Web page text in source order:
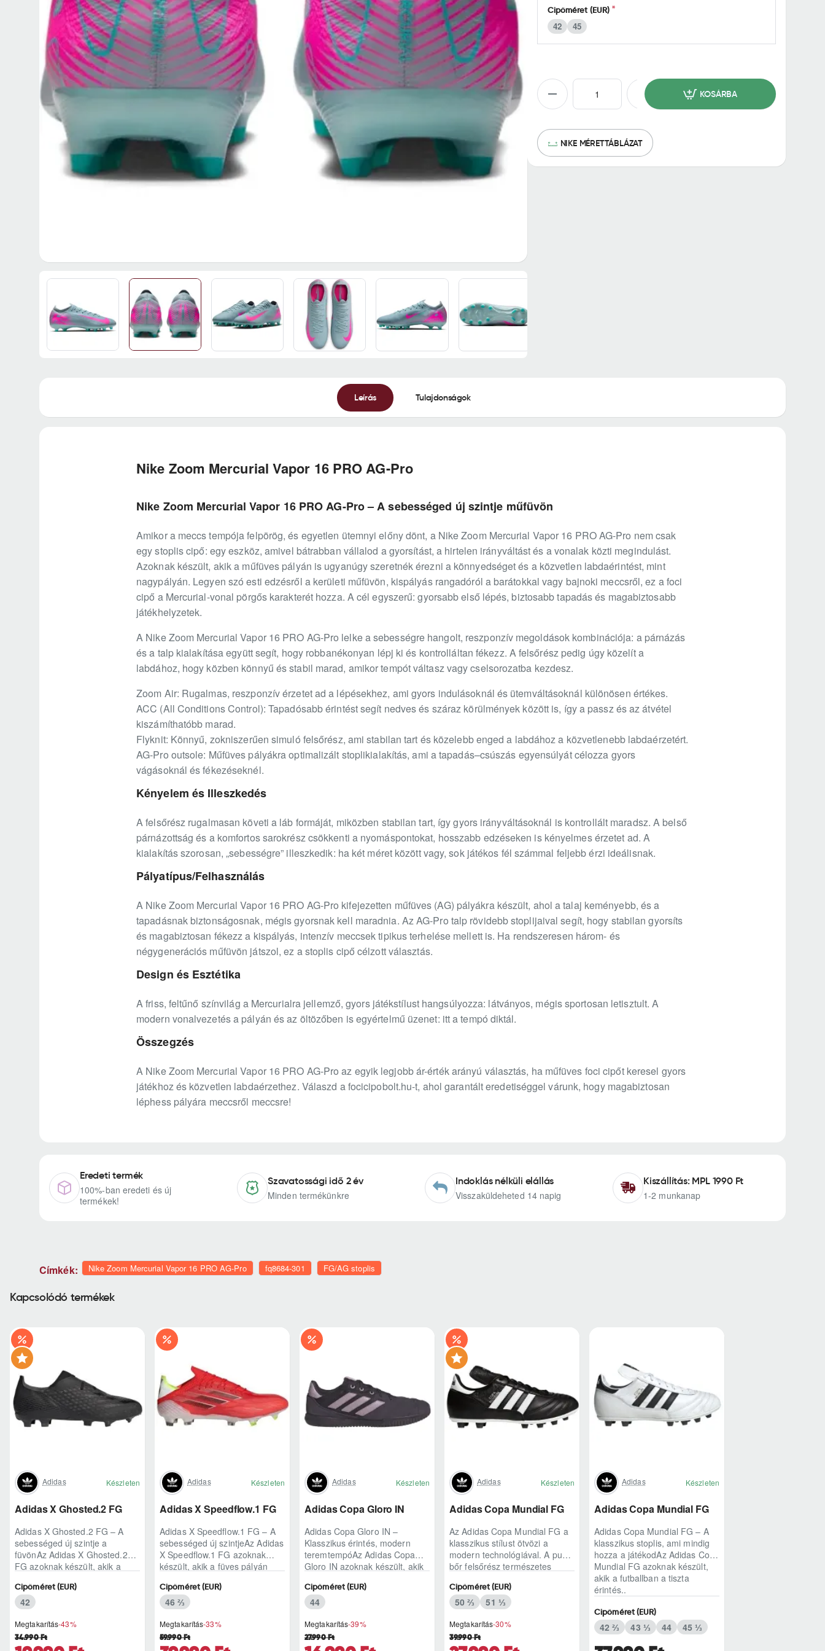
Cipőméret (EUR)
42 45
KOSÁRBA
NIKE MÉRETTÁBLÁZAT
Leírás Tulajdonságok
Nike Zoom Mercurial Vapor 16 PRO AG-Pro
Nike Zoom Mercurial Vapor 16 PRO AG-Pro – A sebességed új szintje műfüvön
Amikor a meccs tempója felpörög, és egyetlen ütemnyi előny dönt, a Nike Zoom Mercurial Vapor 16 PRO AG-Pro nem csak
egy stoplis cipő: egy eszköz, amivel bátrabban vállalod a gyorsítást, a hirtelen irányváltást és a vonalak közti megindulást.
Azoknak készült, akik a műfüves pályán is ugyanúgy szeretnék érezni a könnyedséget és a közvetlen labdaérintést, mint
nagypályán. Legyen szó esti edzésről a kerületi műfüvön, kispályás rangadóról a barátokkal vagy bajnoki meccsről, ez a foci
cipő a Mercurial-vonal pörgős karakterét hozza. A cél egyszerű: gyorsabb első lépés, biztosabb tapadás és magabiztosabb
játékhelyzetek.
A Nike Zoom Mercurial Vapor 16 PRO AG-Pro lelke a sebességre hangolt, reszponzív megoldások kombinációja: a párnázás
és a talp kialakítása együtt segít, hogy robbanékonyan lépj ki és kontrolláltan fékezz. A felsőrész pedig úgy közelít a
labdához, hogy közben könnyű és stabil marad, amikor tempót váltasz vagy cselsorozatba kezdesz.
Zoom Air: Rugalmas, reszponzív érzetet ad a lépésekhez, ami gyors indulásoknál és ütemváltásoknál különösen értékes.
ACC (All Conditions Control): Tapadósabb érintést segít nedves és száraz körülmények között is, így a passz és az átvétel
kiszámíthatóbb marad.
Flyknit: Könnyű, zokniszerűen simuló felsőrész, ami stabilan tart és közelebb enged a labdához a közvetlenebb labdaérzetért.
AG-Pro outsole: Műfüves pályákra optimalizált stoplikialakítás, ami a tapadás–csúszás egyensúlyát célozza gyors
vágásoknál és fékezéseknél.
Kényelem és Illeszkedés
A felsőrész rugalmasan követi a láb formáját, miközben stabilan tart, így gyors irányváltásoknál is kontrollált maradsz. A belső
párnázottság és a komfortos sarokrész csökkenti a nyomáspontokat, hosszabb edzéseken is kényelmes érzetet ad. A
kialakítás szorosan, „sebességre” illeszkedik: ha két méret között vagy, sok játékos fél számmal feljebb érzi ideálisnak.
Pályatípus/Felhasználás
A Nike Zoom Mercurial Vapor 16 PRO AG-Pro kifejezetten műfüves (AG) pályákra készült, ahol a talaj keményebb, és a
tapadásnak biztonságosnak, mégis gyorsnak kell maradnia. Az AG-Pro talp rövidebb stoplijaival segít, hogy stabilan gyorsíts
és magabiztosan fékezz a kispályás, intenzív meccsek tipikus terhelése mellett is. Ha rendszeresen három- és
négygenerációs műfüvön játszol, ez a stoplis cipő célzott választás.
Design és Esztétika
A friss, feltűnő színvilág a Mercurialra jellemző, gyors játékstílust hangsúlyozza: látványos, mégis sportosan letisztult. A
modern vonalvezetés a pályán és az öltözőben is egyértelmű üzenet: itt a tempó diktál.
Összegzés
A Nike Zoom Mercurial Vapor 16 PRO AG-Pro az egyik legjobb ár-érték arányú választás, ha műfüves foci cipőt keresel gyors
játékhoz és közvetlen labdaérzethez. Válaszd a focicipobolt.hu-t, ahol garantált eredetiséggel várunk, hogy magabiztosan
léphess pályára meccsről meccsre!
Eredeti termék
100%-ban eredeti és új
termékek!
Szavatossági idő 2 év
Minden termékünkre
Indoklás nélküli elállás
Visszaküldeheted 14 napig
Kiszállítás: MPL 1990 Ft
1-2 munkanap
Címkék: Nike Zoom Mercurial Vapor 16 PRO AG-Pro fq8684-301 FG/AG stoplis
Kapcsolódó termékek
Adidas Készleten
Adidas X Ghosted.2 FG
Adidas X Ghosted.2 FG – A
sebességed új szintje a
füvönAz Adidas X Ghosted.2
FG azoknak készült, akik a
pillanataiban is azonnal r..
Megtakarítás-43%
34.990 Ft
Cipőméret (EUR)
42
Adidas Készleten
Adidas X Speedflow.1 FG
Adidas X Speedflow.1 FG – A
sebességed új szintjeAz Adidas
X Speedflow.1 FG azoknak
készült, akik a füves pályán
ritmust diktál..
Megtakarítás-33%
59.990 Ft
Cipőméret (EUR)
46 ⅔
Adidas Készleten
Adidas Copa Gloro IN
Adidas Copa Gloro IN –
Klasszikus érintés, modern
teremtempóAz Adidas Copa
Gloro IN azoknak készült, akik
természetes lab..
Megtakarítás-39%
27.990 Ft
Cipőméret (EUR)
44
Adidas Készleten
Adidas Copa Mundial FG
Az Adidas Copa Mundial FG a
klasszikus stílust ötvözi a
modern technológiával. A puha
bőr felsőrész természetes
Könnyített kia..
Megtakarítás-30%
39.990 Ft
Cipőméret (EUR)
50 ⅔ 51 ⅓
Adidas Készleten
Adidas Copa Mundial FG
Adidas Copa Mundial FG – A
klasszikus stoplis, ami mindig
hozza a játékodAz Adidas Copa
Mundial FG azoknak készült,
akik a futballban a tiszta
érintés..
Cipőméret (EUR)
42 ⅔ 43 ⅓ 44 45 ⅓